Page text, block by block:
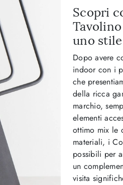
Scopri
uno
Dopo avere
indoor con i
che
della ricca
marchio,
elementi
ottimo mix le
materiali, i
possibili per
un
visita